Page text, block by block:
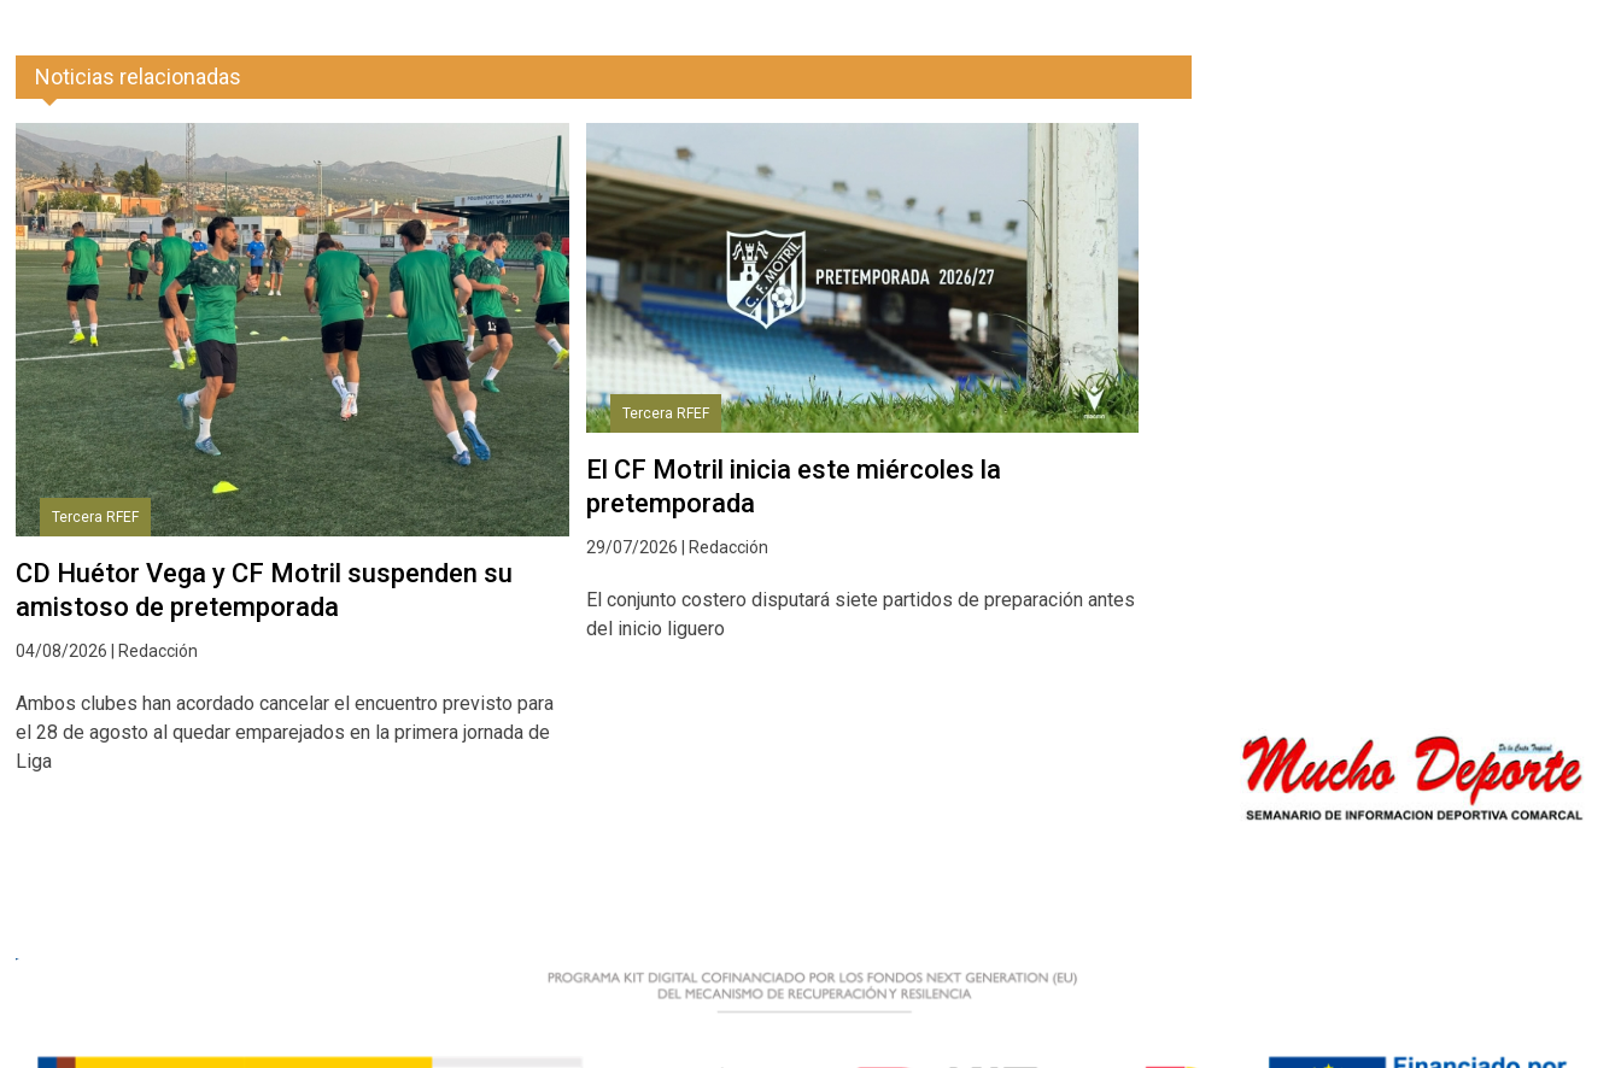
Noticias relacionadas
Tercera RFEF
CD Huétor Vega y CF Motril suspenden su
amistoso de pretemporada
04/08/2026 | Redacción
Ambos clubes han acordado cancelar el encuentro previsto para
el 28 de agosto al quedar emparejados en la primera jornada de
Liga
Tercera RFEF
El CF Motril inicia este miércoles la
pretemporada
29/07/2026 | Redacción
El conjunto costero disputará siete partidos de preparación antes
del inicio liguero